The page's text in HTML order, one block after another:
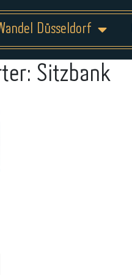
Düsseldorf
Sitzbank